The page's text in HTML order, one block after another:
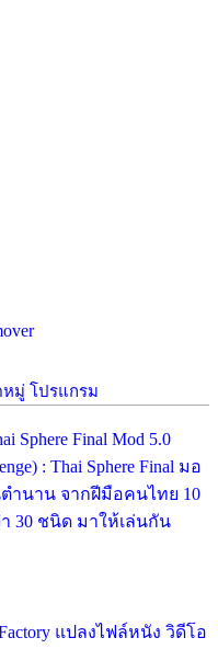
มู่ โปรแกรม
Sphere Final Mod 5.0
: Thai Sphere Final มอ
ตำนาน จากฝีมือคนไทย 10
30 ชนิด มาให้เล่นกัน
แปลงไฟล์หนัง วิดีโอ